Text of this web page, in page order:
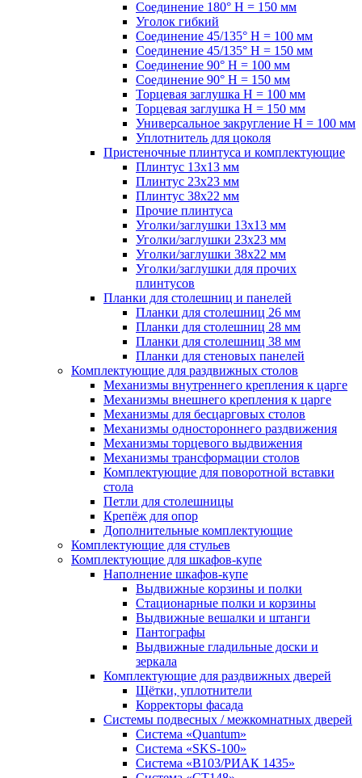
Соединение 180° H = 150 мм
Уголок гибкий
Соединение 45/135° H = 100 мм
Соединение 45/135° H = 150 мм
Соединение 90° H = 100 мм
Соединение 90° H = 150 мм
Торцевая заглушка H = 100 мм
Торцевая заглушка H = 150 мм
Универсальное закругление H = 100 мм
Уплотнитель для цоколя
Пристеночные плинтуса и комплектующие
Плинтус 13х13 мм
Плинтус 23х23 мм
Плинтус 38х22 мм
Прочие плинтуса
Уголки/заглушки 13х13 мм
Уголки/заглушки 23х23 мм
Уголки/заглушки 38х22 мм
Уголки/заглушки для прочих
плинтусов
Планки для столешниц и панелей
Планки для столешниц 26 мм
Планки для столешниц 28 мм
Планки для столешниц 38 мм
Планки для стеновых панелей
Комплектующие для раздвижных столов
Механизмы внутреннего крепления к царге
Механизмы внешнего крепления к царге
Механизмы для бесцарговых столов
Механизмы одностороннего раздвижения
Механизмы торцевого выдвижения
Механизмы трансформации столов
Комплектующие для поворотной вставки
стола
Петли для столешницы
Крепёж для опор
Дополнительные комплектующие
Комплектующие для стульев
Комплектующие для шкафов-купе
Наполнение шкафов-купе
Выдвижные корзины и полки
Стационарные полки и корзины
Выдвижные вешалки и штанги
Пантографы
Выдвижные гладильные доски и
зеркала
Комплектующие для раздвижных дверей
Щётки, уплотнители
Корректоры фасада
Системы подвесных / межкомнатных дверей
Система «Quantum»
Система «SKS-100»
Система «B103/РИАК 1435»